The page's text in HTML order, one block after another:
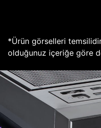
*Ürün görselleri
olduğunuz içeriğe göre